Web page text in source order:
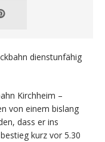
dienstunfähig
Kirchheim –
von einem bislang
dass er ins
kurz vor 5.30